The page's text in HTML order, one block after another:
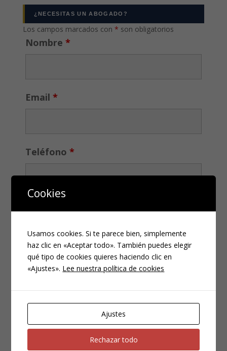
¿NECESITAS UN ABOGADO?
Los campos marcados con * son obligatorios
Nombre *
Email *
Teléfono *
CATEGORÍAS
Noticias
Penitenciario
Cookies
Usamos cookies. Si te parece bien, simplemente
haz clic en «Aceptar todo». También puedes elegir
qué tipo de cookies quieres haciendo clic en
«Ajustes». Lee nuestra política de cookies
Ajustes
Rechazar todo